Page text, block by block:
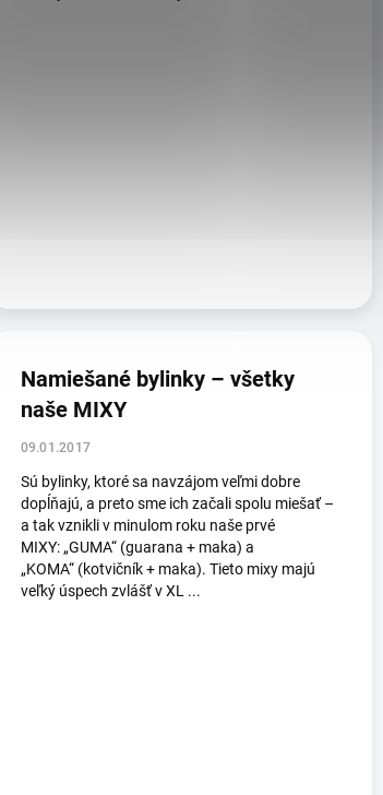
Namiešané bylinky – všetky
naše MIXY
09.01.2017
Sú bylinky, ktoré sa navzájom veľmi dobre
dopĺňajú, a preto sme ich začali spolu miešať –
a tak vznikli v minulom roku naše prvé
MIXY: „GUMA“ (guarana + maka) a
„KOMA“ (kotvičník + maka). Tieto mixy majú
veľký úspech zvlášť v XL ...